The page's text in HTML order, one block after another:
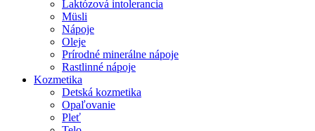
Laktózová intolerancia
Müsli
Nápoje
Oleje
Prírodné minerálne nápoje
Rastlinné nápoje
Kozmetika
Detská kozmetika
Opaľovanie
Pleť